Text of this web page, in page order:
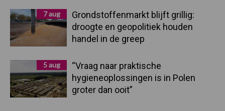
7 aug
Grondstoffenmarkt blijft grillig:
droogte en geopolitiek houden
handel in de greep
5 aug
“Vraag naar praktische
hygieneoplossingen is in Polen
groter dan ooit”